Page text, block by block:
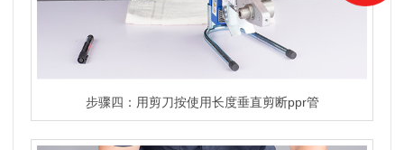
步骤四：用剪刀按使用长度垂直剪断ppr管